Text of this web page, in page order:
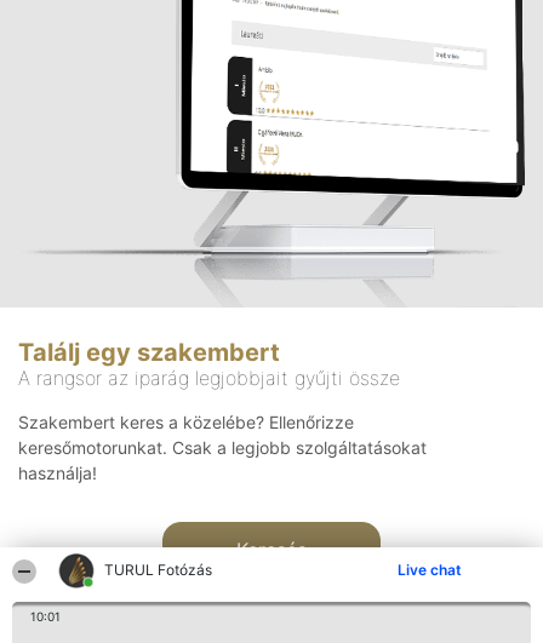
TURUL Fotózás Live chat
10:01
Találj egy szakembert
A rangsor az iparág legjobbjait gyűjti össze
Szakembert keres a közelébe? Ellenőrizze
keresőmotorunkat. Csak a legjobb szolgáltatásokat
használja!
Keresés